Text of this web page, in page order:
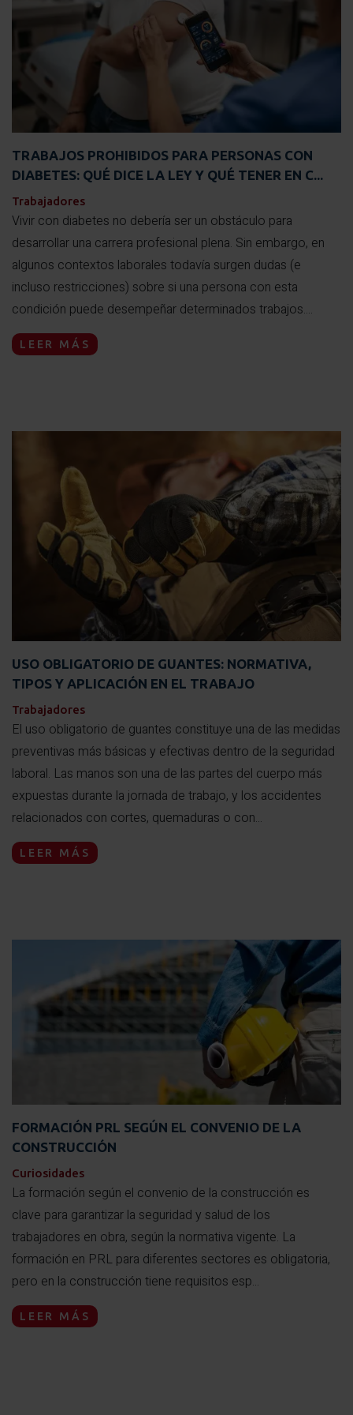
TRABAJOS PROHIBIDOS PARA PERSONAS CON
DIABETES: QUÉ DICE LA LEY Y QUÉ TENER EN C...
Trabajadores
Vivir con diabetes no debería ser un obstáculo para
desarrollar una carrera profesional plena. Sin embargo, en
algunos contextos laborales todavía surgen dudas (e
incluso restricciones) sobre si una persona con esta
condición puede desempeñar determinados trabajos....
LEER MÁS
USO OBLIGATORIO DE GUANTES: NORMATIVA,
TIPOS Y APLICACIÓN EN EL TRABAJO
Trabajadores
El uso obligatorio de guantes constituye una de las medidas
preventivas más básicas y efectivas dentro de la seguridad
laboral. Las manos son una de las partes del cuerpo más
expuestas durante la jornada de trabajo, y los accidentes
relacionados con cortes, quemaduras o con...
LEER MÁS
FORMACIÓN PRL SEGÚN EL CONVENIO DE LA
CONSTRUCCIÓN
Curiosidades
La formación según el convenio de la construcción es
clave para garantizar la seguridad y salud de los
trabajadores en obra, según la normativa vigente. La
formación en PRL para diferentes sectores es obligatoria,
pero en la construcción tiene requisitos esp...
LEER MÁS